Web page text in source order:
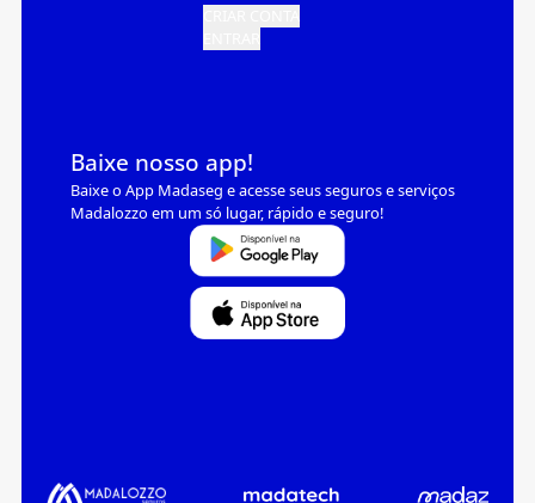
Baixe nosso app!
Baixe o App Madaseg e acesse seus seguros e serviços
Madalozzo em um só lugar, rápido e seguro!